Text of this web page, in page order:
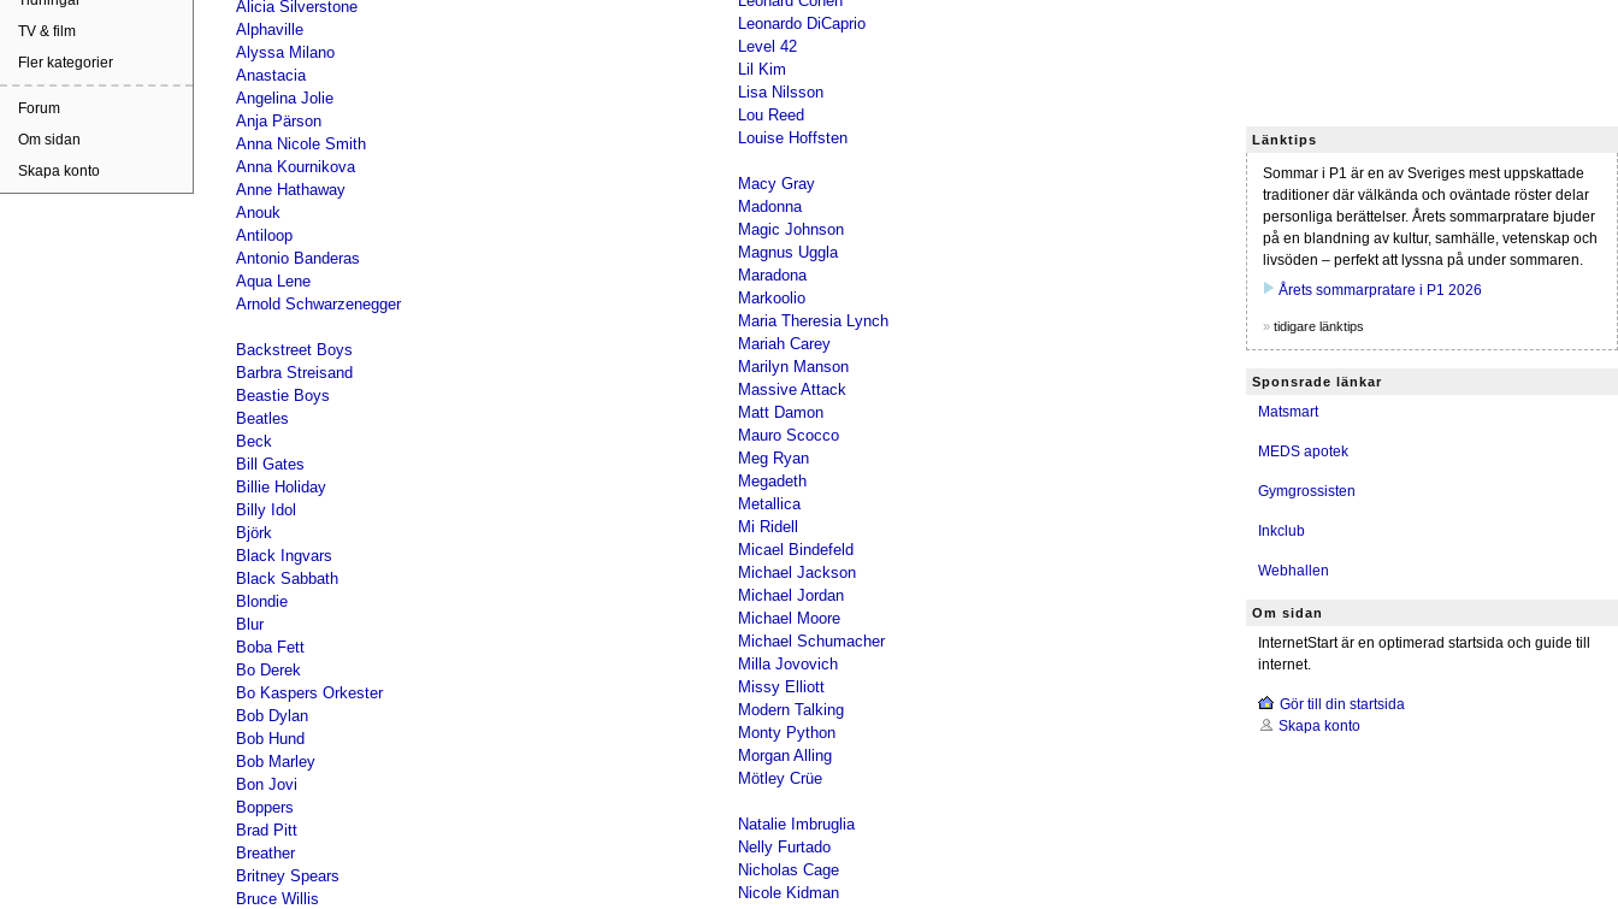
TV & film
Fler kategorier
Forum
Om sidan
Skapa konto
Alicia Silverstone
Alphaville
Alyssa Milano
Anastacia
Angelina Jolie
Anja Pärson
Anna Nicole Smith
Anna Kournikova
Anne Hathaway
Anouk
Antiloop
Antonio Banderas
Aqua Lene
Arnold Schwarzenegger
Backstreet Boys
Barbra Streisand
Beastie Boys
Beatles
Beck
Bill Gates
Billie Holiday
Billy Idol
Björk
Black Ingvars
Black Sabbath
Blondie
Blur
Boba Fett
Bo Derek
Bo Kaspers Orkester
Bob Dylan
Bob Hund
Bob Marley
Bon Jovi
Boppers
Brad Pitt
Breather
Britney Spears
Bruce Willis
Leonardo DiCaprio
Level 42
Lil Kim
Lisa Nilsson
Lou Reed
Louise Hoffsten
Macy Gray
Madonna
Magic Johnson
Magnus Uggla
Maradona
Markoolio
Maria Theresia Lynch
Mariah Carey
Marilyn Manson
Massive Attack
Matt Damon
Mauro Scocco
Meg Ryan
Megadeth
Metallica
Mi Ridell
Micael Bindefeld
Michael Jackson
Michael Jordan
Michael Moore
Michael Schumacher
Milla Jovovich
Missy Elliott
Modern Talking
Monty Python
Morgan Alling
Mötley Crüe
Natalie Imbruglia
Nelly Furtado
Nicholas Cage
Nicole Kidman
Länktips
Sommar i P1 är en av Sveriges mest uppskattade
traditioner där välkända och oväntade röster delar
personliga berättelser. Årets sommarpratare bjuder
på en blandning av kultur, samhälle, vetenskap och
livsöden – perfekt att lyssna på under sommaren.
play_arrow Årets sommarpratare i P1 2026
» tidigare länktips
Sponsrade länkar
Matsmart
MEDS apotek
Gymgrossisten
Inkclub
Webhallen
Om sidan
InternetStart är en optimerad startsida och guide till
internet.
Gör till din startsida
Skapa konto